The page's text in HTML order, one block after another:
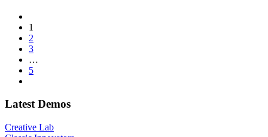
1
2
3
…
5
Latest Demos
Creative Lab